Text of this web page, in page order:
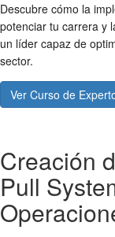
Descubre cómo la
potenciar tu carrera y
un líder capaz de
sector.
Ver Curso de
Creación
Pull